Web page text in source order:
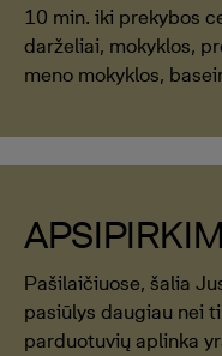
10 min. iki prekybos
darželiai, mokyklos,
meno mokyklos,
Pašilaičiuose, šalia
pasiūlys daugiau nei
parduotuvių aplinka